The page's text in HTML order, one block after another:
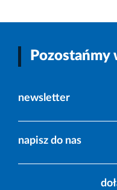
Pozostańmy
newsletter
napisz do nas